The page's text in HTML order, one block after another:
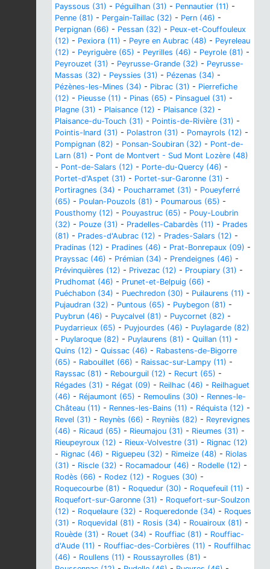
Payssous (31) - Péguilhan (31) - Pennautier (11) -
Penne (81) - Pergain-Taillac (32) - Pern (46) -
Perpignan (66) - Pessan (32) - Peux-et-Couffouleux
(12) - Pexiora (11) - Peyre en Aubrac (48) - Peyreleau
(12) - Peyriguère (65) - Peyrilles (46) - Peyrole (81) -
Peyrouzet (31) - Peyrusse-Grande (32) - Peyrusse-
Massas (32) - Peyssies (31) - Pézenas (34) -
Pézènes-les-Mines (34) - Pibrac (31) - Pierrefiche
(12) - Pieusse (11) - Pinas (65) - Pinsaguel (31) -
Plagne (31) - Plaisance (12) - Plaisance (32) -
Plaisance-du-Touch (31) - Pointis-de-Rivière (31) -
Pointis-Inard (31) - Polastron (31) - Pomayrols (12) -
Pompignan (82) - Ponsan-Soubiran (32) - Pont-de-
Larn (81) - Pont de Montvert - Sud Mont Lozère (48)
- Pont-de-Salars (12) - Porte-du-Quercy (46) -
Portet-d'Aspet (31) - Portet-sur-Garonne (31) -
Portiragnes (34) - Poucharramet (31) - Poueyferré
(65) - Poulan-Pouzols (81) - Poumarous (65) -
Pousthomy (12) - Pouyastruc (65) - Pouy-Loubrin
(32) - Pouze (31) - Pradelles-Cabardès (11) - Prades
(81) - Prades-d'Aubrac (12) - Prades-Salars (12) -
Pradinas (12) - Pradines (46) - Prat-Bonrepaux (09) -
Prayssac (46) - Prémian (34) - Prendeignes (46) -
Prévinquières (12) - Privezac (12) - Proupiary (31) -
Prudhomat (46) - Prunet-et-Belpuig (66) -
Puéchabon (34) - Puechredon (30) - Puilaurens (11) -
Pujaudran (32) - Puntous (65) - Puybegon (81) -
Puybrun (46) - Puycalvel (81) - Puycornet (82) -
Puydarrieux (65) - Puyjourdes (46) - Puylagarde (82)
- Puylaroque (82) - Puylaurens (81) - Quillan (11) -
Quins (12) - Quissac (46) - Rabastens-de-Bigorre
(65) - Rabouillet (66) - Raissac-sur-Lampy (11) -
Rayssac (81) - Rebourguil (12) - Recurt (65) -
Régades (31) - Régat (09) - Reilhac (46) - Reilhaguet
(46) - Réjaumont (65) - Remoulins (30) - Rennes-le-
Château (11) - Rennes-les-Bains (11) - Réquista (12) -
Revel (31) - Reynès (66) - Reyniès (82) - Reyrevignes
(46) - Ricaud (65) - Rieumajou (31) - Rieumes (31) -
Rieupeyroux (12) - Rieux-Volvestre (31) - Rignac (12)
- Rignac (46) - Riguepeu (32) - Rimeize (48) - Riolas
(31) - Riscle (32) - Rocamadour (46) - Rodelle (12) -
Rodès (66) - Rodez (12) - Rogues (30) -
Roquecourbe (81) - Roquedur (30) - Roquefeuil (11) -
Roquefort-sur-Garonne (31) - Roquefort-sur-Soulzon
(12) - Roquelaure (32) - Roqueredonde (34) - Roques
(31) - Roquevidal (81) - Rosis (34) - Rouairoux (81) -
Rouède (31) - Rouet (34) - Rouffiac (81) - Rouffiac-
d'Aude (11) - Rouffiac-des-Corbières (11) - Rouffilhac
(46) - Roullens (11) - Roussayrolles (81) -